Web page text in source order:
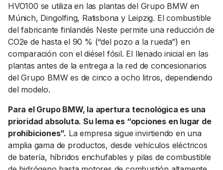
HVO100 se utiliza en las plantas del Grupo BMW en
Múnich, Dingolfing, Ratisbona y Leipzig. El combustible
del fabricante finlandés Neste permite una reducción de
CO2e de hasta el 90 % (“del pozo a la rueda”) en
comparación con el diésel fósil. El llenado inicial en las
plantas antes de la entrega a la red de concesionarios
del Grupo BMW es de cinco a ocho litros, dependiendo
del modelo.
Para el Grupo BMW, la apertura tecnológica es una
prioridad absoluta. Su lema es “opciones en lugar de
prohibiciones”. La empresa sigue invirtiendo en una
amplia gama de productos, desde vehículos eléctricos
de batería, híbridos enchufables y pilas de combustible